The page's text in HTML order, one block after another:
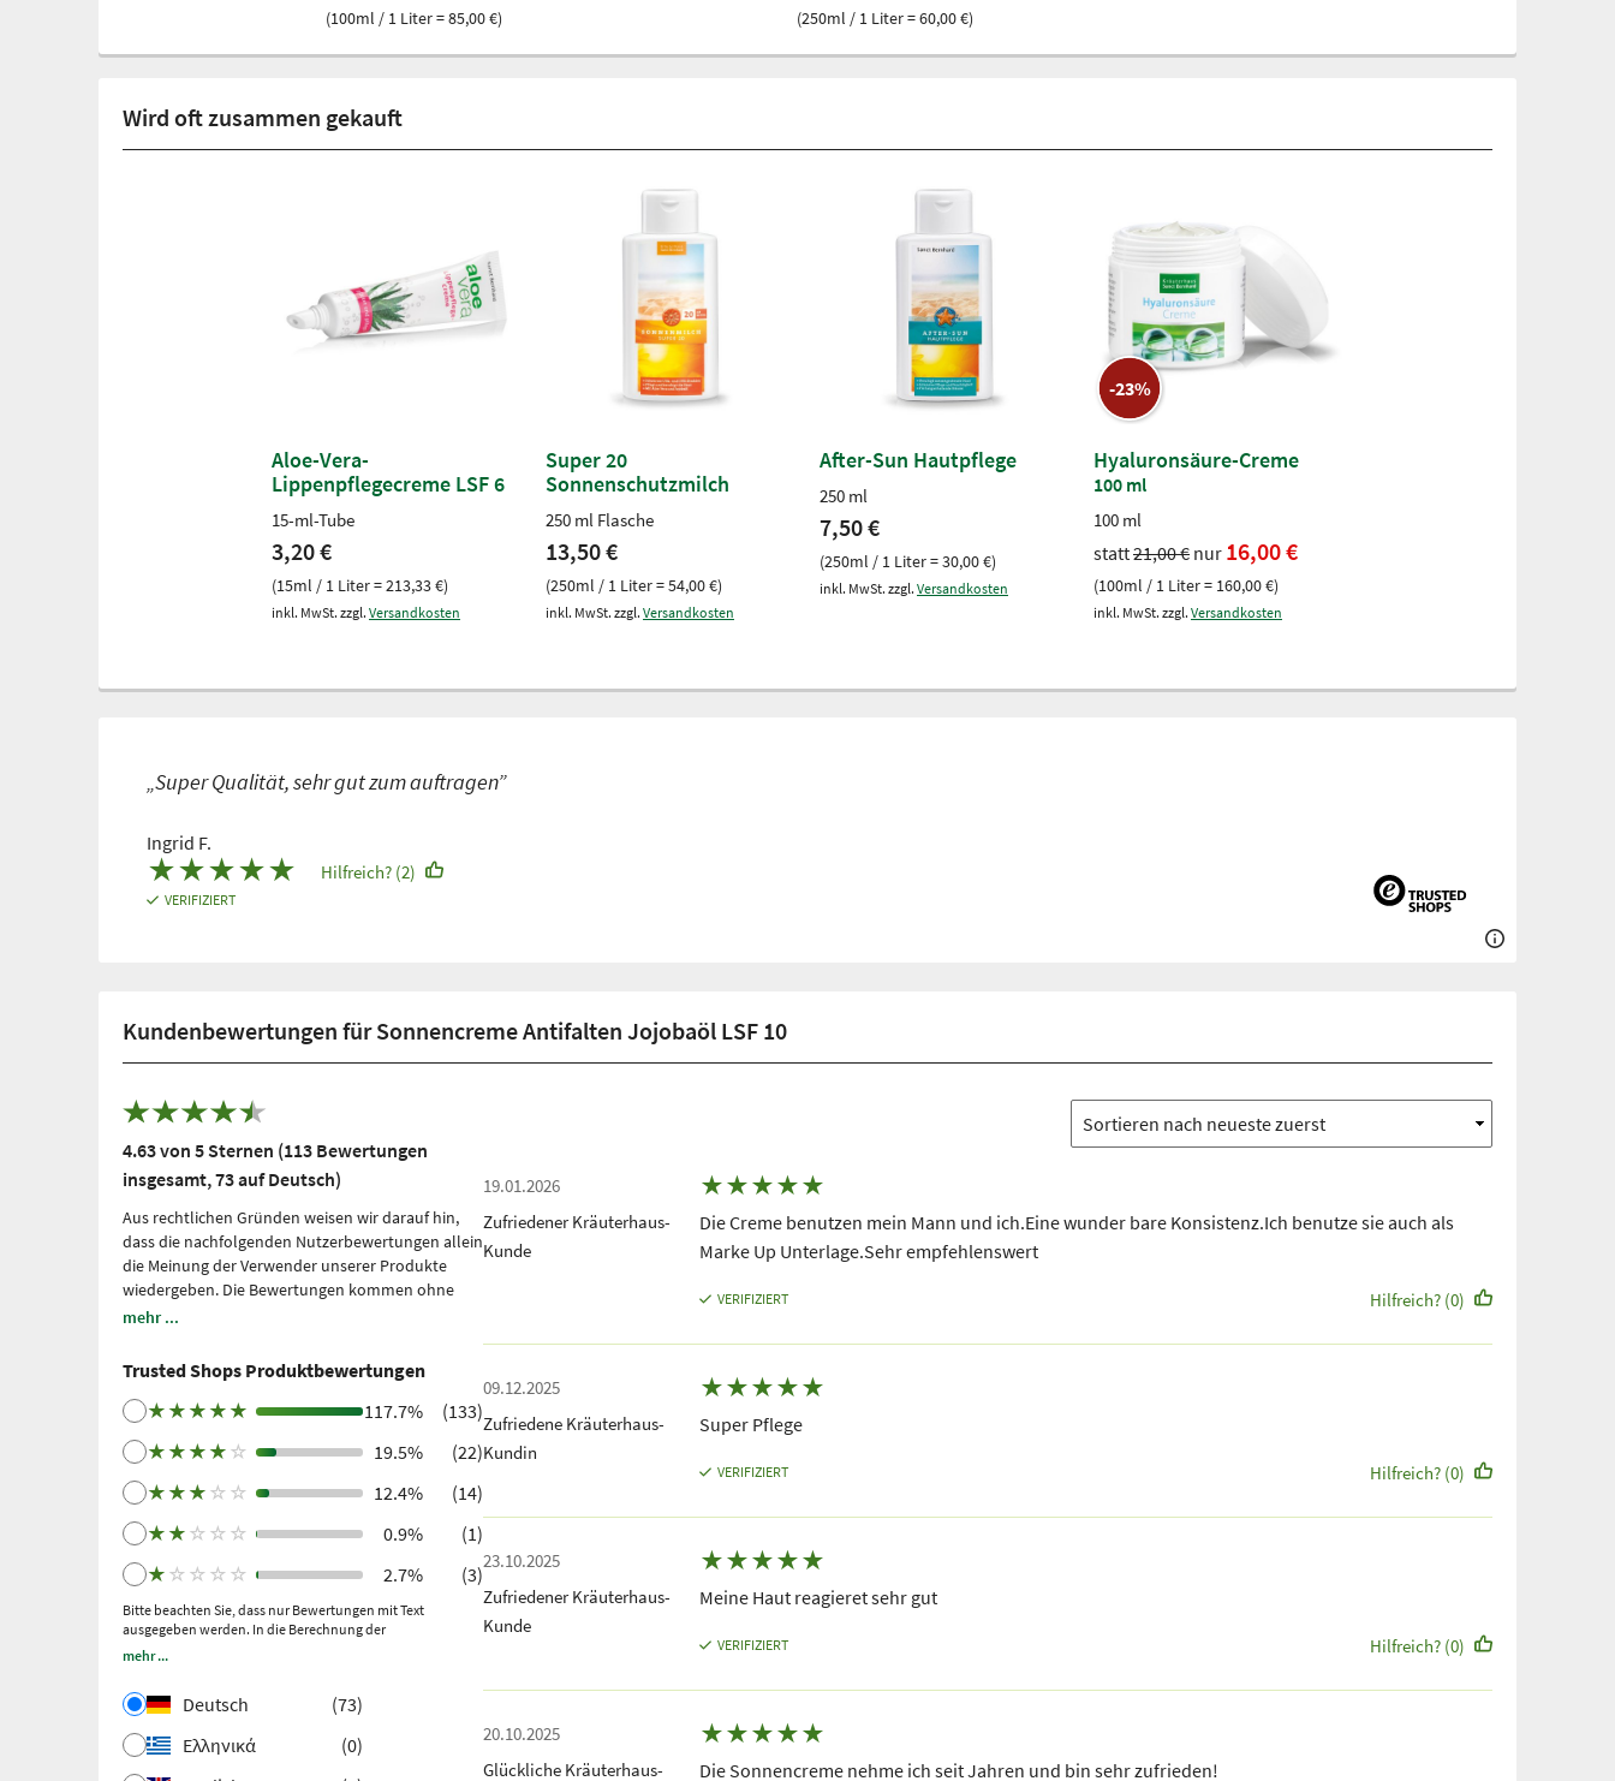
(100ml / 1 Liter = 85,00 €) (250ml / 1 Liter = 60,00 €)
Wird oft zusammen gekauft
Aloe-Vera-
Lippenpflegecreme LSF 6
15-ml-Tube
3,20 €
(15ml / 1 Liter = 213,33 €)
inkl. MwSt. zzgl. Versandkosten
Super 20
Sonnenschutzmilch
250 ml Flasche
13,50 €
(250ml / 1 Liter = 54,00 €)
inkl. MwSt. zzgl. Versandkosten
After-Sun Hautpflege
250 ml
7,50 €
(250ml / 1 Liter = 30,00 €)
inkl. MwSt. zzgl. Versandkosten
-23%
Hyaluronsäure-Creme
100 ml
100 ml
statt21,00 € nur 16,00 €
(100ml / 1 Liter = 160,00 €)
inkl. MwSt. zzgl. Versandkosten
„Super Qualität, sehr gut zum auftragen”
Ingrid F.
★★★★★
VERIFIZIERT
Hilfreich? (2)
Kundenbewertungen für Sonnencreme Antifalten Jojobaöl LSF 10
4.63 von 5 Sternen (113 Bewertungen
insgesamt, 73 auf Deutsch)
Aus rechtlichen Gründen weisen wir darauf hin,
dass die nachfolgenden Nutzerbewertungen allein
die Meinung der Verwender unserer Produkte
wiedergeben. Die Bewertungen kommen ohne
unsere Einflussnahme zustande, wir geben sie
sie uns zu eigen zu machen. Bitte beachten Sie: Es
handelt sich um persönliche, individuelle
Erfahrungen, welche nicht durch Studien belegt
Dienstleister seit 2021 für die Einholung von
Bewertungen. Trusted Shops hat Maßnahmen
getroffen, um sicherzustellen, dass es sich um
echte Bewertungen handelt.Mehr Informationen
einem getätigten Kauf und anschließender
Einladung gesammelt.
mehr ...
Trusted Shops Produktbewertungen
★ ★ ★ ★ ★ 117.7%
(133)
★ ★ ★ ★ ☆ 19.5%
(22)
★ ★ ★ ☆ ☆ 12.4%
(14)
★ ★ ☆ ☆ ☆ 0.9%
(1)
★ ☆ ☆ ☆ ☆ 2.7% (3)
Bitte beachten Sie, dass nur Bewertungen mit Text
ausgegeben werden. In die Berechnung der
Gesamtbewertung fließen auch Sternebewertungen ohne
mehr ...
Deutsch
(73)
Ελληνικά
(0)
19.01.2026
Zufriedener Kräuterhaus-
Kunde
★★★★★
Die Creme benutzen mein Mann und ich.Eine wunder bare Konsistenz.Ich benutze sie auch als
Marke Up Unterlage.Sehr empfehlenswert
VERIFIZIERT Hilfreich? (0)
09.12.2025
Zufriedene Kräuterhaus-
Kundin
★★★★★
Super Pflege
VERIFIZIERT Hilfreich? (0)
23.10.2025
Zufriedener Kräuterhaus-
Kunde
★★★★★
Meine Haut reagieret sehr gut
VERIFIZIERT Hilfreich? (0)
20.10.2025
Glückliche Kräuterhaus-
★★★★★
Die Sonnencreme nehme ich seit Jahren und bin sehr zufrieden!